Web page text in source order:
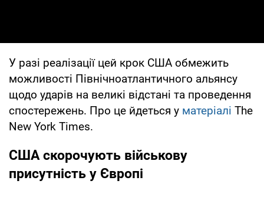
У разі реалізації цей крок США обмежить
можливості Північноатлантичного альянсу
щодо ударів на великі відстані та проведення
спостережень. Про це йдеться у матеріалі The
New York Times.
США скорочують військову
присутність у Європі